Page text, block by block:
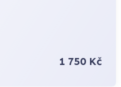
1 750 Kč